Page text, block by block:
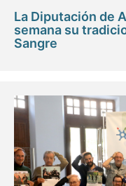
La Diputación de
semana su
Sangre